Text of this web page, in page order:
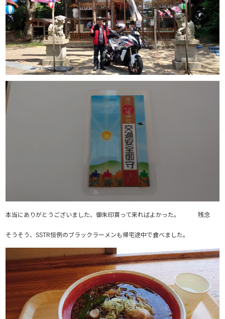
本当にありがとうございました、御朱印貰って来ればよかった。 残念
そうそう、SSTR恒例のブラックラーメンも帰宅途中で食べました。